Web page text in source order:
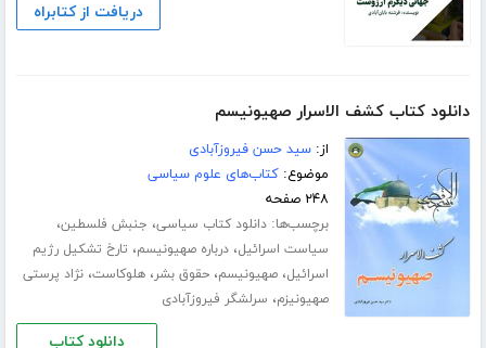
دریافت از کتابراه
دانلود کتاب کشف الاسرار صهیونیسم
از:سید حسن فیروزآبادی
موضوع:کتاب‌های علوم سیاسی
۲۴۸ صفحه
برچسب‌ها:دانلود کتاب سیاسی، جنبش فلسطین،
سیاست اسرائیل،درباره صهیونیسم، تارخ تشکیل رژیم
اسرائیل،صهیونیسم،حقوق بشر،هلوکاست،نژاد پرستی
صهیونیزم، سرلشگر فیروزآبادی
دانلود کتاب